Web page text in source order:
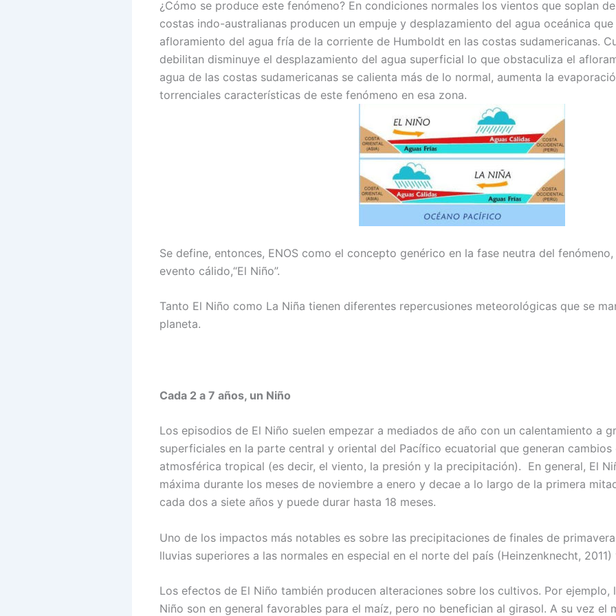
¿Cómo se produce este fenómeno? En condiciones normales los vientos que soplan
costas indo-australianas producen un empuje y desplazamiento del agua oceánica
afloramiento del agua fría de la corriente de Humboldt en las costas sudamericanas.
debilitan disminuye el desplazamiento del agua superficial lo que obstaculiza el
agua de las costas sudamericanas se calienta más de lo normal, aumenta la
torrenciales características de este fenómeno en esa zona.
Se define, entonces, ENOS como el concepto genérico en la fase neutra del
evento cálido,“El Niño”.
Tanto El Niño como La Niña tienen diferentes repercusiones meteorológicas que se
planeta.
Cada 2 a 7 años, un Niño
Los episodios de El Niño suelen empezar a mediados de año con un calentamiento a
superficiales en la parte central y oriental del Pacífico ecuatorial que generan
atmosférica tropical (es decir, el viento, la presión y la precipitación). En general, El
máxima durante los meses de noviembre a enero y decae a lo largo de la primera
cada dos a siete años y puede durar hasta 18 meses.
Uno de los impactos más notables es sobre las precipitaciones de finales de
lluvias superiores a las normales en especial en el norte del país (Heinzenknecht,
Los efectos de El Niño también producen alteraciones sobre los cultivos. Por ejemplo,
Niño son en general favorables para el maíz, pero no benefician al girasol. A su vez el